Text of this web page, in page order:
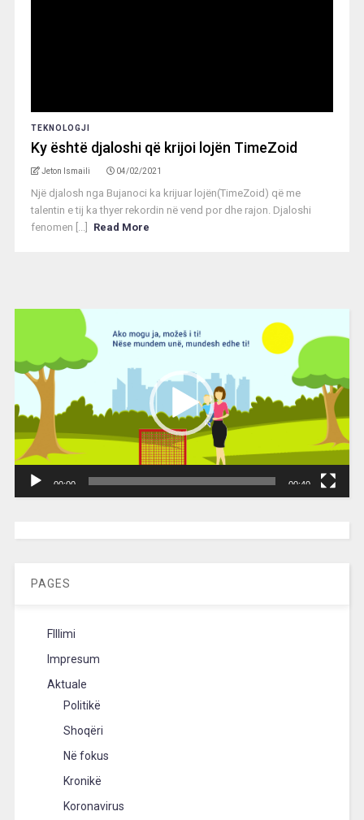
TEKNOLOGJI
Ky është djaloshi që krijoi lojën TimeZoid
Jeton Ismaili 04/02/2021
Një djalosh nga Bujanoci ka krijuar lojën(TimeZoid) që me
talentin e tij ka thyer rekordin në vend por dhe rajon. Djaloshi
fenomen [...]
Read More
00:00 00:40
PAGES
FIllimi
Impresum
Aktuale
Politikë
Shoqëri
Në fokus
Kronikë
Koronavirus